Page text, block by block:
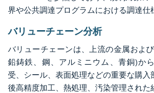
界や公共調達プログラムにおける調達仕
バリューチェーン分析
バリューチェーンは、上流の金属およ
鉛鋳鉄、鋼、アルミニウム、青銅)か
受、シール、表面処理などの重要な購入
後高精度加工、熱処理、汚染管理された